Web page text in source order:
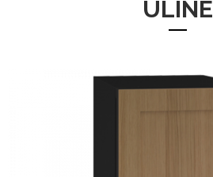
ULINE